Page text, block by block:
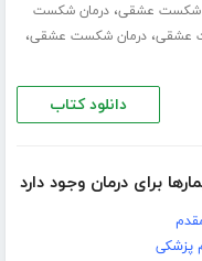
شکست عشقی،درمان شکست
عشقی،درمان شکست عشقی،
دانلود کتاب
برای درمان وجود دارد
پزشکی